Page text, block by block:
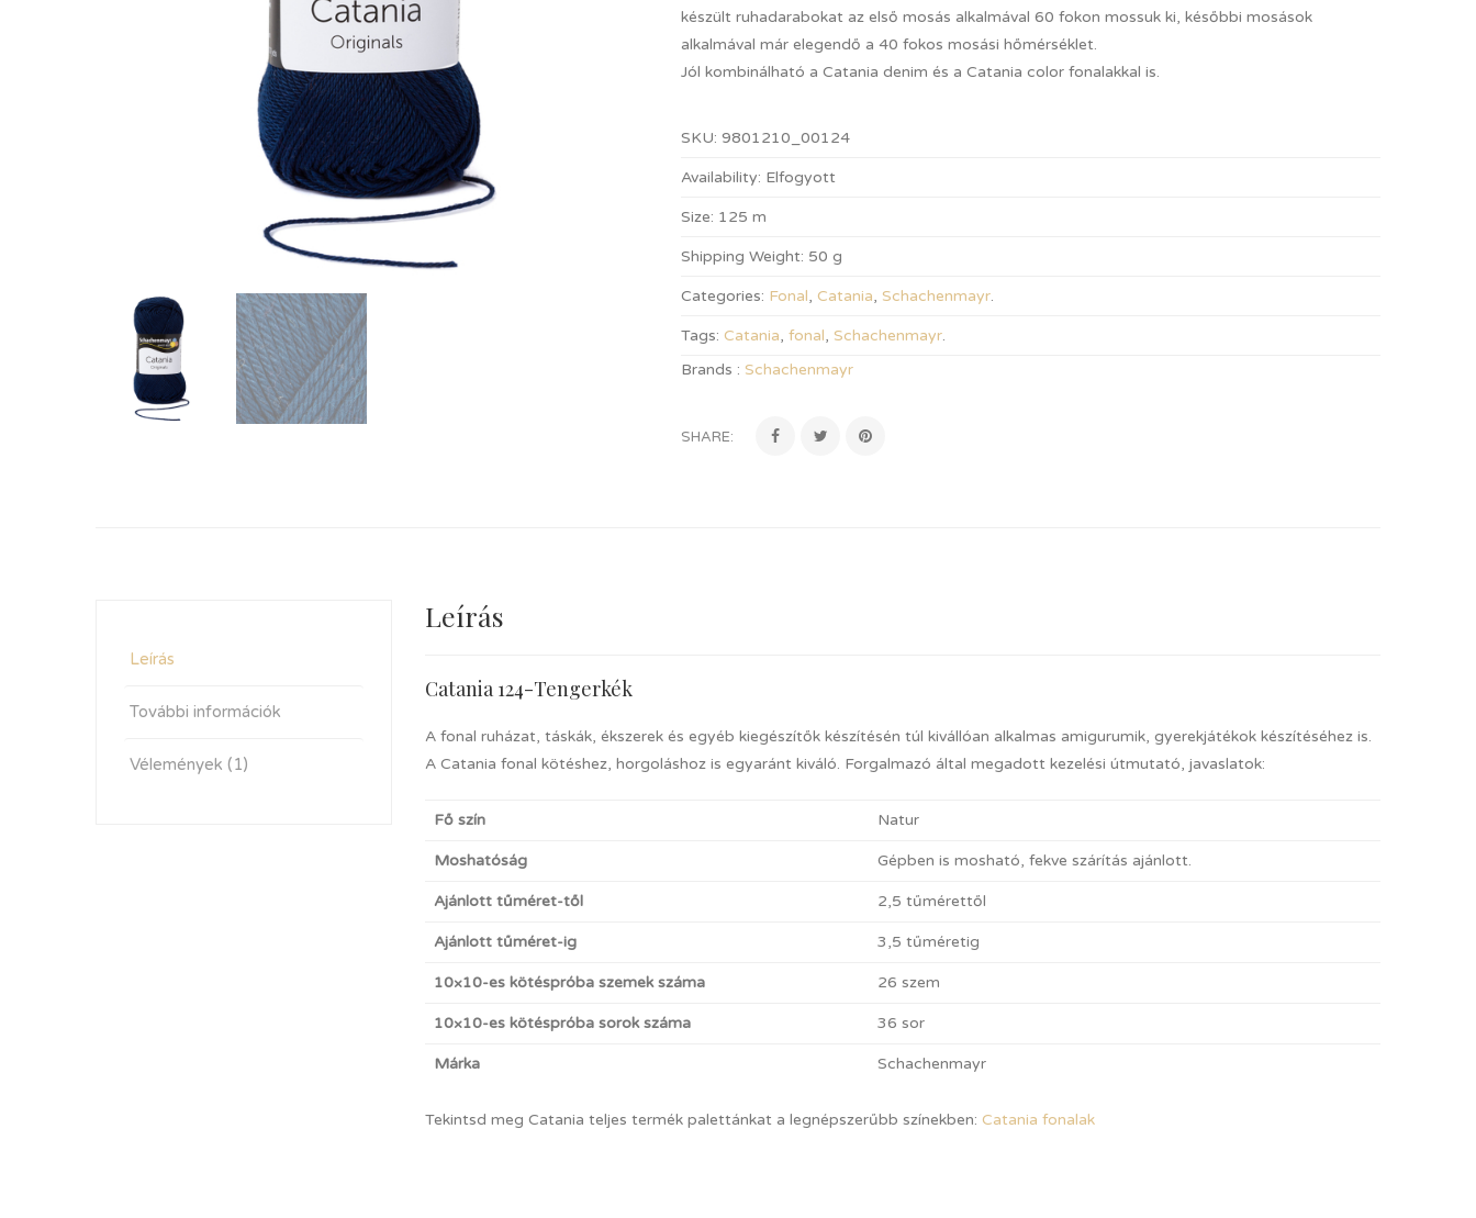
készült ruhadarabokat az első mosás alkalmával 60 fokon mossuk ki, későbbi mosások
alkalmával már elegendő a 40 fokos mosási hőmérséklet.
Jól kombinálható a Catania denim és a Catania color fonalakkal is.
SKU: 9801210_00124
Availability: Elfogyott
Size: 125 m
Shipping Weight: 50 g
Categories: Fonal,Catania, Schachenmayr.
Tags: Catania,fonal, Schachenmayr.
Brands : Schachenmayr
SHARE:
Leírás
További információk
Vélemények (1)
Leírás
Catania 124-Tengerkék
A fonal ruházat, táskák, ékszerek és egyéb kiegészítők készítésén túl kivállóan alkalmas amigurumik, gyerekjátékok készítéséhez is.
A Catania fonal kötéshez, horgoláshoz is egyaránt kiváló. Forgalmazó által megadott kezelési útmutató, javaslatok:
Fő szín Natur
Moshatóság Gépben is mosható, fekve szárítás ajánlott.
Ajánlott tűméret-től 2,5 tűmérettől
Ajánlott tűméret-ig 3,5 tűméretig
10×10-es kötéspróba szemek száma 26 szem
10×10-es kötéspróba sorok száma 36 sor
Márka Schachenmayr
Tekintsd meg Catania teljes termék palettánkat a legnépszerűbb színekben: Catania fonalak